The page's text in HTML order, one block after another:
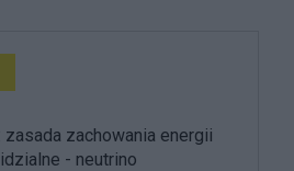
zasada zachowania energii
- neutrino